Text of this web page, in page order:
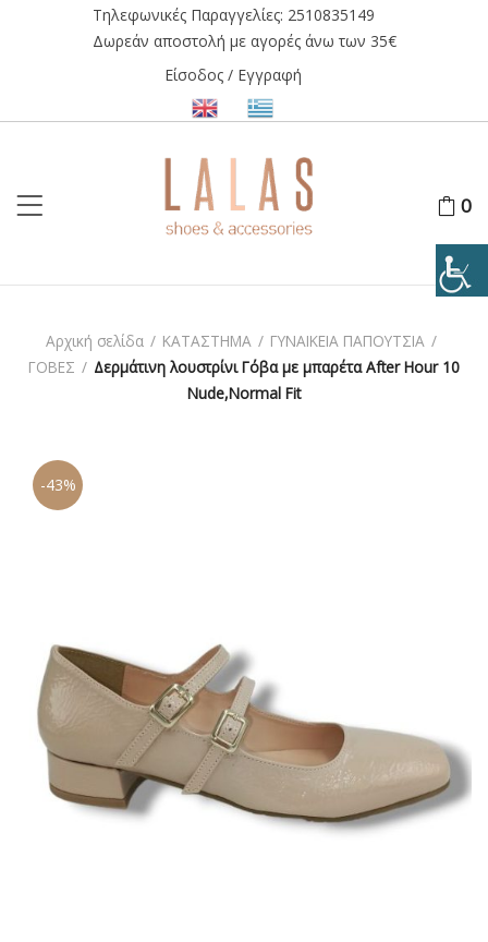
Τηλεφωνικές Παραγγελίες: 2510835149
Δωρεάν αποστολή με αγορές άνω των 35€
Είσοδος / Εγγραφή
0
Αρχική σελίδα / ΚΑΤΑΣΤΗΜΑ / ΓΥΝΑΙΚΕΙΑ ΠΑΠΟΥΤΣΙΑ /
ΓΟΒΕΣ / Δερμάτινη λουστρίνι Γόβα με μπαρέτα After Hour 10
Nude,Normal Fit
-43%